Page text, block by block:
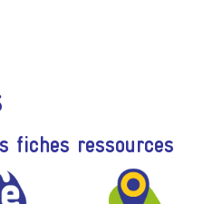
fiches ressources